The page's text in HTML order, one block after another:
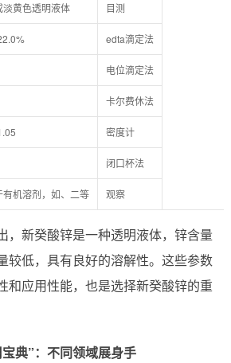
淡黄色透明液体 目测
edta滴定法
电位滴定法
卡尔费休法
密度计
闭口杯法
有机溶剂，如、二等 观察
，新癸酸锌是一种透明液体，锌含量
较低，具有良好的溶解性。这些参数
和应用性能，也是选择新癸酸锌的重
典”：不同领域展身手